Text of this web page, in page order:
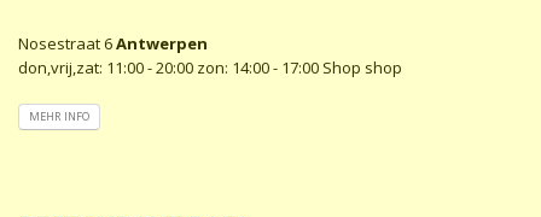
Nosestraat 6Antwerpen
don,vrij,zat: 11:00 - 20:00 zon: 14:00 - 17:00 Shop shop
MEHR INFO